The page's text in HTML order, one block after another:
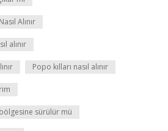
Alınır
alınır
Popo kılları nasıl alınır
sürülür mü